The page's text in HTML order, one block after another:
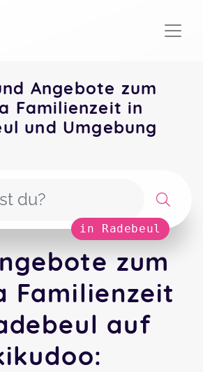
Angebote zum
Familienzeit in
und Umgebung
in Radebeul
zum
Familienzeit
auf